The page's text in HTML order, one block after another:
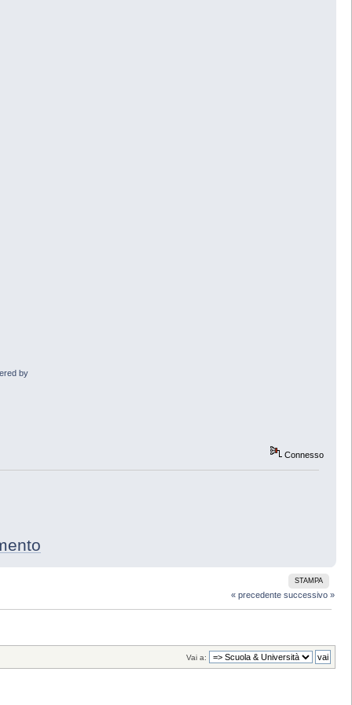
by
Connesso
STAMPA
« precedente successivo »
Vai a: